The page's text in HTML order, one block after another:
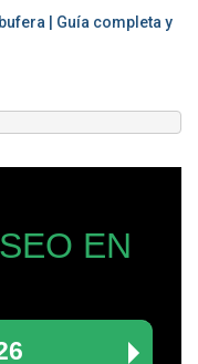
| Guía completa y